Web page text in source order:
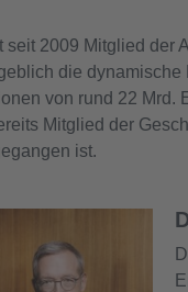
seit 2009 Mitglied der
die
von rund 22
Mitglied der
ist.